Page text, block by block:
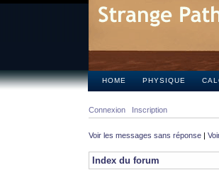
HOME PHYSIQUE
Connexion Inscription
Voir les messages sans réponse |
Index du forum